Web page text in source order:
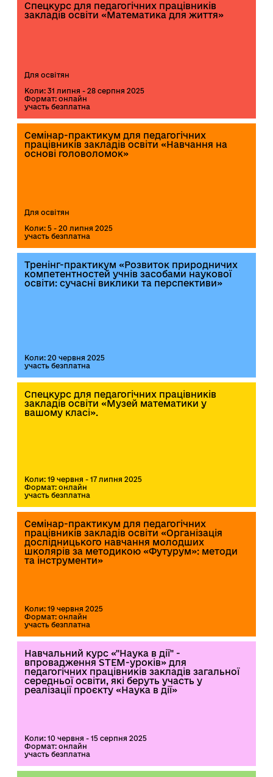
Спецкурс для педагогічних працівників
закладів освіти «Математика для життя»
Для освітян
Коли: 31 липня - 28 серпня 2025
Формат: онлайн
участь безплатна
Семінар-практикум для педагогічних
працівників закладів освіти «Навчання на
основі головоломок»
Для освітян
Коли: 5 - 20 липня 2025
участь безплатна
Тренінг-практикум «Розвиток природничих
компетентностей учнів засобами наукової
освіти: сучасні виклики та перспективи»
Коли: 20 червня 2025
участь безплатна
Спецкурс для педагогічних працівників
закладів освіти «Музей математики у
вашому класі».
Коли: 19 червня - 17 липня 2025
Формат: онлайн
участь безплатна
Семінар-практикум для педагогічних
працівників закладів освіти «Організація
дослідницького навчання молодших
школярів за методикою «Футурум»: методи
та інструменти»
Коли: 19 червня 2025
Формат: онлайн
участь безплатна
Навчальний курс «"Наука в дії" -
впровадження STEM-уроків» для
педагогічних працівників закладів загальної
середньої освіти, які беруть участь у
реалізації проєкту «Наука в дії»
Коли: 10 червня - 15 серпня 2025
Формат: онлайн
участь безплатна